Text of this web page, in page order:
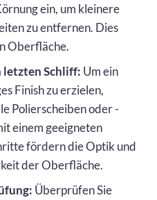
ein, um kleinere
zu entfernen. Dies
Oberfläche.
letzten Schliff: Um ein
Finish zu erzielen,
Polierscheiben oder -
einem geeigneten
fördern die Optik und
der Oberfläche.
Überprüfen Sie